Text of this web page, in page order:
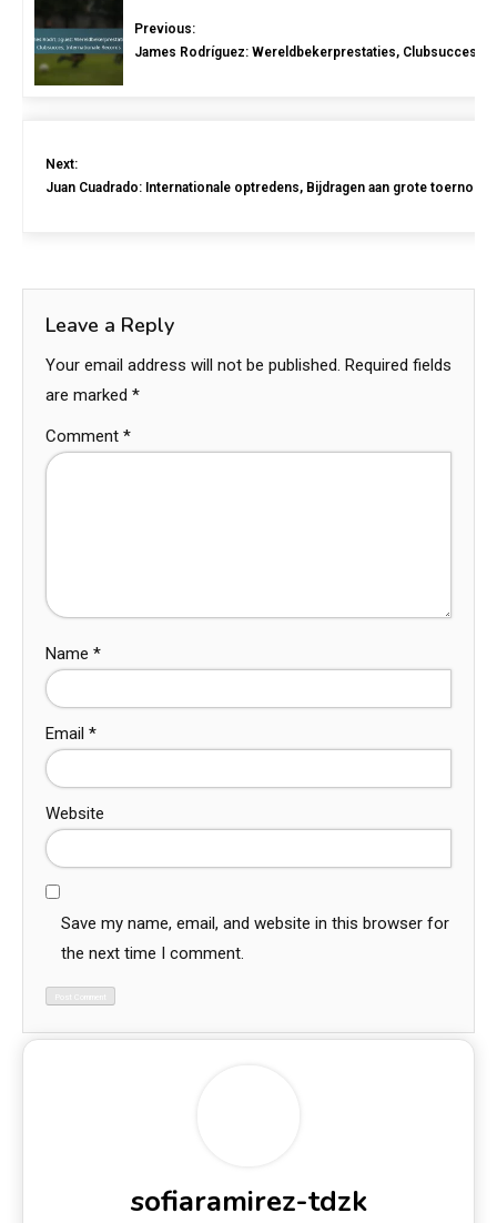
Previous:
James Rodríguez: Wereldbekerprestaties, Clubsucces,
Next:
Juan Cuadrado: Internationale optredens, Bijdragen aan grote
Leave a Reply
Your email address will not be published. Required fields
are marked *
Comment *
Name *
Email *
Website
Save my name, email, and website in this browser for
the next time I comment.
sofiaramirez-tdzk